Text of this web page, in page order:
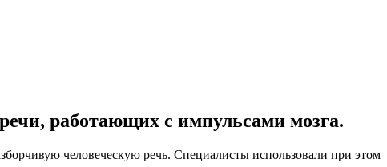
работающих с импульсами мозга.
человеческую речь. Специалисты использовали при этом